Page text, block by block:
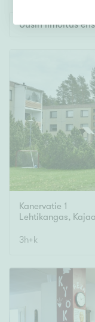
Vapaa-ajan
Toimitila
Hinta
000
Pinta-ala
Asuinpinta-ala
Rakennusvuosi
Uusin ilmoitus
Kanervatie 1
Lehtikangas,
3h+k